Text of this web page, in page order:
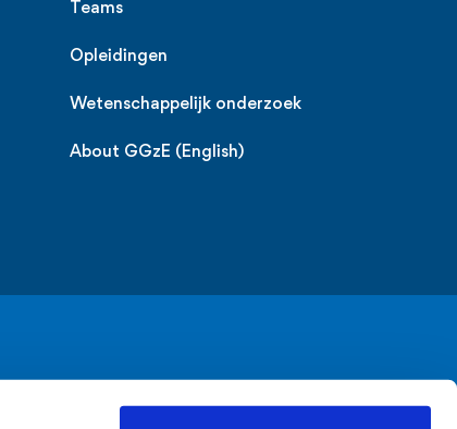
Teams
Opleidingen
Wetenschappelijk onderzoek
About GGzE (English)